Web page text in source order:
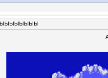
ЫЫЫЫЫЫЫЫ